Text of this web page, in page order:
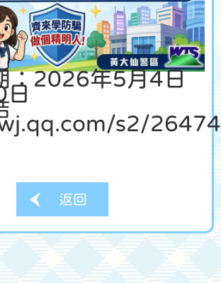
：2026年5月4日
s2/
返回